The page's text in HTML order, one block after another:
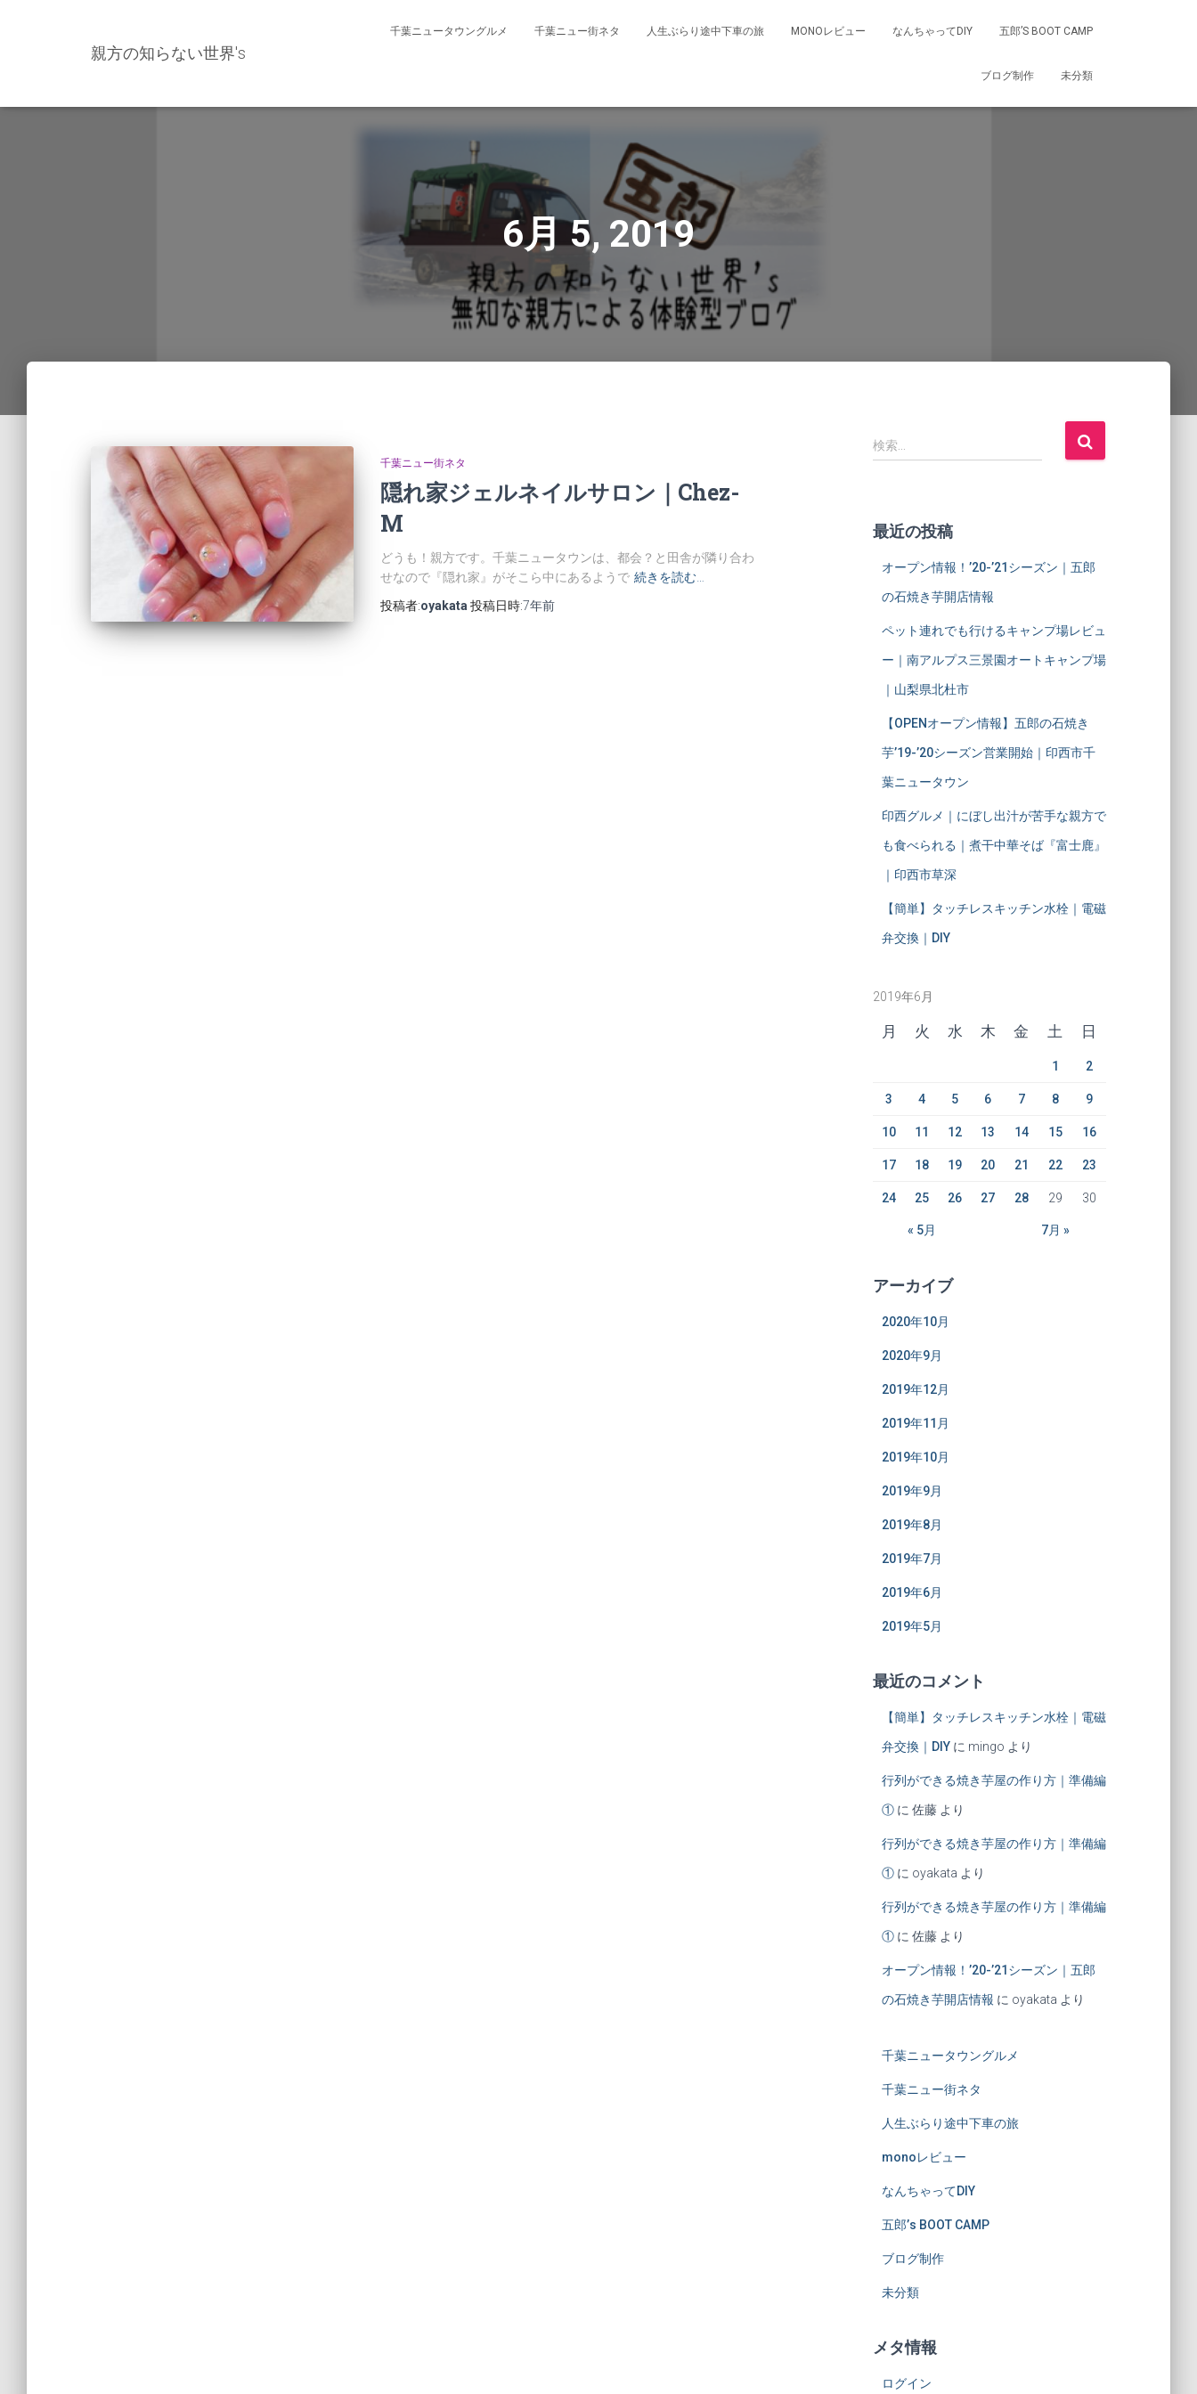
親方の知らない世界's
千葉ニュータウングルメ 千葉ニュー街ネタ 人生ぶらり途中下車の旅 MONOレビュー なんちゃってDIY 五郎’S BOOT CAMP
ブログ制作 未分類
6月 5, 2019
千葉ニュー街ネタ
隠れ家ジェルネイルサロン｜Chez-
M
どうも！親方です。千葉ニュータウンは、都会？と田舎が隣り合わ
せなので『隠れ家』がそこら中にあるようで 続きを読む…
投稿者:oyakata 投稿日時:7年前
検
索
検索…
最近の投稿
オープン情報！’20-’21シーズン｜五郎
の石焼き芋開店情報
ペット連れでも行けるキャンプ場レビュ
ー｜南アルプス三景園オートキャンプ場
｜山梨県北杜市
【OPENオープン情報】五郎の石焼き
芋’19-’20シーズン営業開始｜印西市千
葉ニュータウン
印西グルメ｜にぼし出汁が苦手な親方で
も食べられる｜煮干中華そば『富士鹿』
｜印西市草深
【簡単】タッチレスキッチン水栓｜電磁
弁交換｜DIY
2019年6月
月 火 水 木 金 土 日
« 5月 7月 »
1 2
3 4 5 6 7 8 9
10 11 12 13 14 15 16
17 18 19 20 21 22 23
24 25 26 27 28 29 30
アーカイブ
2020年10月
2020年9月
2019年12月
2019年11月
2019年10月
2019年9月
2019年8月
2019年7月
2019年6月
2019年5月
最近のコメント
【簡単】タッチレスキッチン水栓｜電磁
弁交換｜DIYに mingo より
行列ができる焼き芋屋の作り方｜準備編
①に 佐藤より
行列ができる焼き芋屋の作り方｜準備編
①に oyakata より
行列ができる焼き芋屋の作り方｜準備編
①に 佐藤より
オープン情報！’20-’21シーズン｜五郎
の石焼き芋開店情報 に oyakata より
千葉ニュータウングルメ
千葉ニュー街ネタ
人生ぶらり途中下車の旅
monoレビュー
なんちゃってDIY
五郎’s BOOT CAMP
ブログ制作
未分類
メタ情報
ログイン